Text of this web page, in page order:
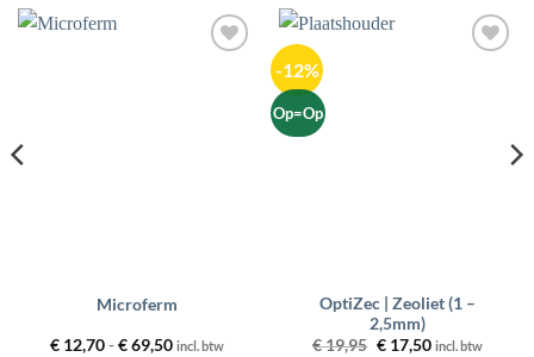
Microferm
€12,70 - €69,50Prijsklasse:
incl. btw
-12%
Op=Op
OptiZec | Zeoliet (1 –
2,5mm)
€19,95 Oorspronkelijke
€17,50Huidige
incl. btw